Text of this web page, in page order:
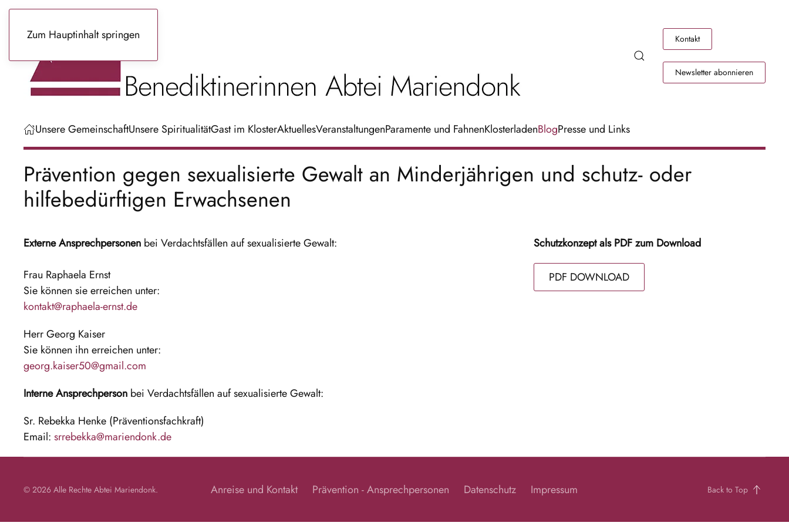
Zum Hauptinhalt springen Kontakt
Newsletter abonnieren
Unsere GemeinschaftUnsere SpiritualitätGast im KlosterAktuellesVeranstaltungenParamente und FahnenKlosterladenBlogPresse und Links
Prävention gegen sexualisierte Gewalt an Minderjährigen und schutz- oder
hilfebedürftigen Erwachsenen
Externe Ansprechpersonen bei Verdachtsfällen auf sexualisierte Gewalt:
Frau Raphaela Ernst
Sie können sie erreichen unter:
kontakt@raphaela-ernst.de
Herr Georg Kaiser
Sie können ihn erreichen unter:
georg.kaiser50@gmail.com
Interne Ansprechperson bei Verdachtsfällen auf sexualisierte Gewalt:
Sr. Rebekka Henke (Präventionsfachkraft)
Email: srrebekka@mariendonk.de
Schutzkonzept als PDF zum Download
PDF DOWNLOAD
© 2026 Alle Rechte Abtei Mariendonk. Anreise und Kontakt Prävention - Ansprechpersonen Datenschutz Impressum Back to Top